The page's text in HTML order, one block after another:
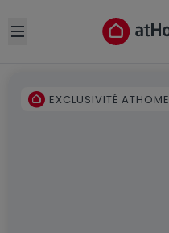
Open sidebar
EXCLUSIVITÉ ATHOME